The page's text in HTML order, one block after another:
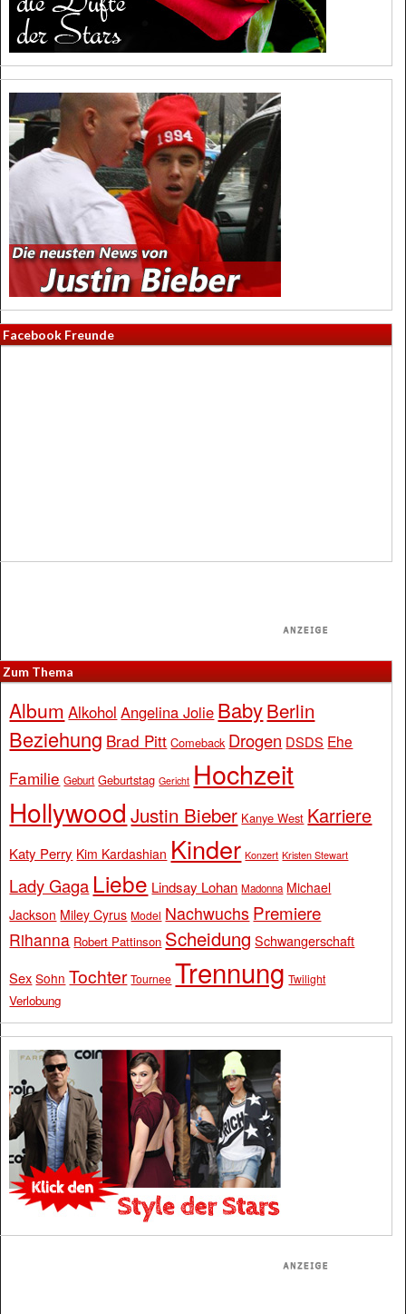
Facebook Freunde
Zum Thema
Album Alkohol Angelina Jolie BabyBerlin
Beziehung Brad Pitt Comeback Drogen DSDS Ehe
Familie Geburt Geburtstag Gericht Hochzeit
Hollywood Justin Bieber Kanye West Karriere
Katy Perry Kim Kardashian Kinder Konzert Kristen Stewart
Lady Gaga Liebe Lindsay Lohan Madonna Michael
Jackson Miley Cyrus Model Nachwuchs Premiere
Rihanna Robert Pattinson Scheidung Schwangerschaft
Sex Sohn Tochter Tournee Trennung Twilight
Verlobung